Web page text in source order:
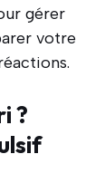
gérer
votre
?